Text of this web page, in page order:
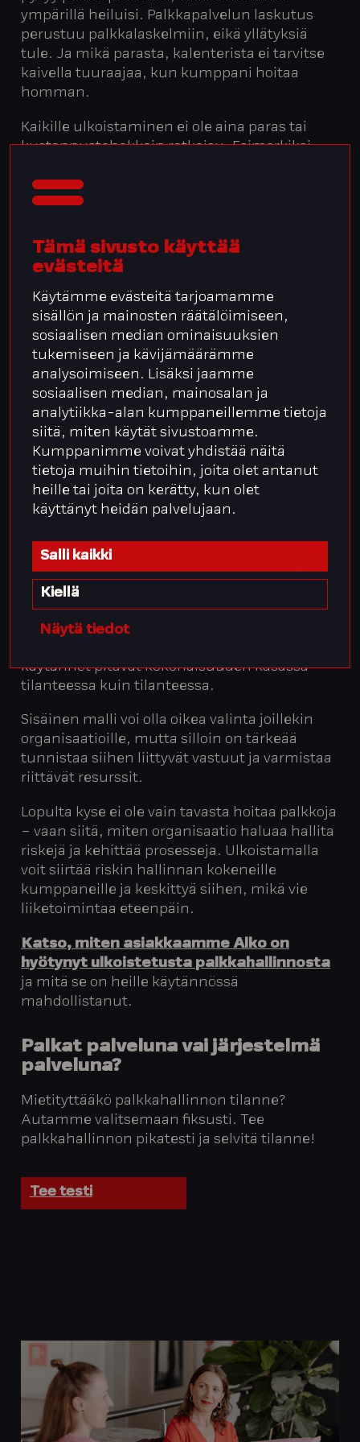
Tämä sivusto käyttää
evästeitä
Käytämme evästeitä tarjoamamme
sisällön ja mainosten räätälöimiseen,
sosiaalisen median ominaisuuksien
tukemiseen ja kävijämäärämme
analysoimiseen. Lisäksi jaamme
sosiaalisen median, mainosalan ja
analytiikka-alan kumppaneillemme tietoja
siitä, miten käytät sivustoamme.
Kumppanimme voivat yhdistää näitä
tietoja muihin tietoihin, joita olet antanut
heille tai joita on kerätty, kun olet
käyttänyt heidän palvelujaan.
Salli kaikki
Kiellä
Näytä tiedot
ympärillä heiluisi. Palkkapalvelun laskutus
perustuu palkkalaskelmiin, eikä yllätyksiä
tule. Ja mikä parasta, kalenterista ei tarvitse
kaivella tuuraajaa, kun kumppani hoitaa
homman.
Kaikille ulkoistaminen ei ole aina paras tai
kustannustehokkain ratkaisu. Esimerkiksi
työntekijää, yksinkertainen palkkaprosessi ja
vähän henkilöstömuutoksia, ulkoistamisen
jos järjestelmäkehitykselle ei ole tarvetta.
nopeaan kasvuun. Kun henkilöstömäärä
nousee esimerkiksi 50:stä 200:aan lyhyessä
ajassa, myös palkkahallinnon vaatimukset
monimutkaistuvat. Tällöin ulkoistaminen on
järkevää – osaava kumppani osaa skaalata
palvelut kasvun mukana ja varmistaa, että
prosessit pysyvät hallinnassa koko matkan
ajan.
Älykäs palkkahallinto –
vähemmän huolia
kaikessa – pienikin virhe voi johtaa
merkittäviin seurauksiin niin taloudellisesti,
ajallisesti kuin maineellisesti. Ulkoistettu
palkkapalvelu tuo prosessiin turvaa,
jatkuvuutta ja ennakoitavuutta:
käytännöt pitävät kokonaisuuden kasassa
tilanteessa kuin tilanteessa.
Sisäinen malli voi olla oikea valinta joillekin
organisaatioille, mutta silloin on tärkeää
tunnistaa siihen liittyvät vastuut ja varmistaa
riittävät resurssit.
Lopulta kyse ei ole vain tavasta hoitaa palkkoja
– vaan siitä, miten organisaatio haluaa hallita
riskejä ja kehittää prosesseja. Ulkoistamalla
voit siirtää riskin hallinnan kokeneille
kumppaneille ja keskittyä siihen, mikä vie
liiketoimintaa eteenpäin.
Katso, miten asiakkaamme Alko on
hyötynyt ulkoistetusta palkkahallinnosta
ja mitä se on heille käytännössä
mahdollistanut.
Palkat palveluna vai järjestelmä
palveluna?
Mietityttääkö palkkahallinnon tilanne?
Autamme valitsemaan fiksusti. Tee
palkkahallinnon pikatesti ja selvitä tilanne!
Tee testi